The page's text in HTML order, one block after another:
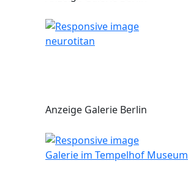
neurotitan
Anzeige Galerie Berlin
Galerie im Tempelhof Museum